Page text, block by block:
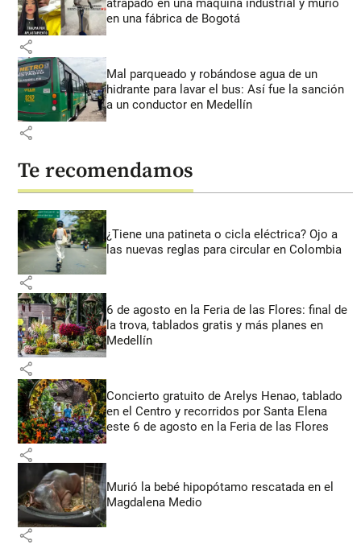
atrapado en una máquina industrial y murió
en una fábrica de Bogotá
share
Mal parqueado y robándose agua de un
hidrante para lavar el bus: Así fue la sanción
a un conductor en Medellín
share
Te recomendamos
¿Tiene una patineta o cicla eléctrica? Ojo a
las nuevas reglas para circular en Colombia
share
6 de agosto en la Feria de las Flores: final de
la trova, tablados gratis y más planes en
Medellín
share
Concierto gratuito de Arelys Henao, tablado
en el Centro y recorridos por Santa Elena
este 6 de agosto en la Feria de las Flores
share
Murió la bebé hipopótamo rescatada en el
Magdalena Medio
share